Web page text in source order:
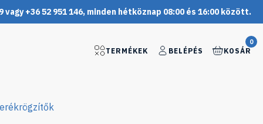
+36 52 951 146, minden hétköznap 08:00 és 16:00 között.
TERMÉKEK BELÉPÉS
0
KOSÁR